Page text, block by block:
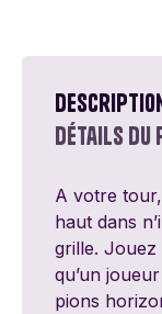
Détails du
A votre
haut dans
grille. Jouez
qu’un
pions